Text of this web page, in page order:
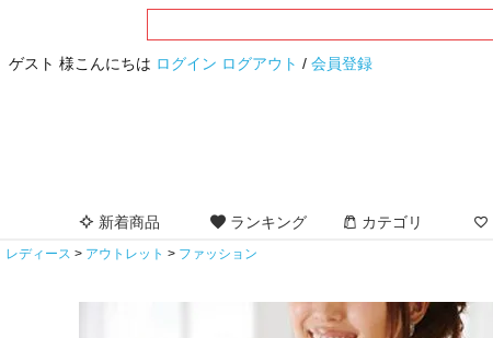
ゲスト 様こんにちは ログイン ログアウト / 会員登録
新着商品 ランキング カテゴリ
レディース アウトレット ファッション